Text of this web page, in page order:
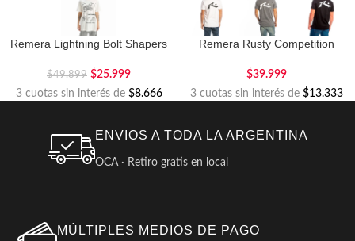
Remera Lightning Bolt Shapers
$49.899 $25.999
3 cuotas sin interés de $8.666
Remera Rusty Competition
$39.999
3 cuotas sin interés de $13.333
ENVIOS A TODA LA ARGENTINA
OCA · Retiro gratis en local
MÚLTIPLES MEDIOS DE PAGO